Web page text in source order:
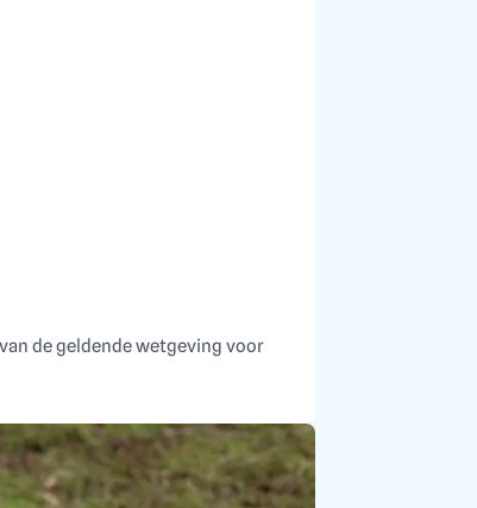
de geldende wetgeving voor